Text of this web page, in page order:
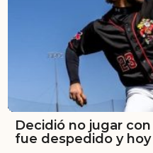
Decidió no jugar
fue despedido y